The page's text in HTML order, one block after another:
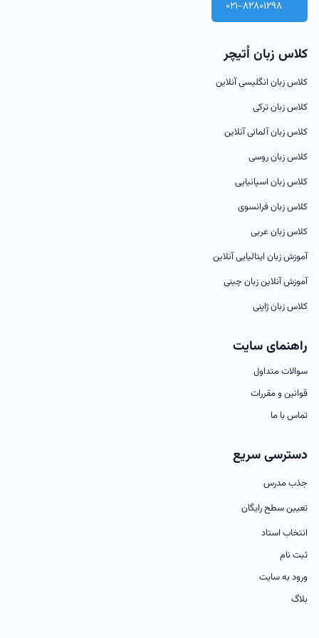
021-82801298
کلاس زبان اُتیچر
کلاس زبان انگلیسی آنلاین
کلاس زبان ترکی
کلاس زبان آلمانی آنلاین
کلاس زبان روسی
کلاس زبان اسپانیایی
کلاس زبان فرانسوی
کلاس زبان عربی
آموزش زبان ایتالیایی آنلاین
آموزش آنلاین زبان چینی
کلاس زبان ژاپنی
راهنمای سایت
سوالات متداول
قوانین و مقررات
تماس با ما
دسترسی سریع
جذب مدرس
تعیین سطح رایگان
انتخاب استاد
ثبت نام
ورود به سایت
بلاگ